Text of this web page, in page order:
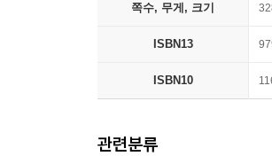
쪽수, 무게, 크기
ISBN13
ISBN10
관련분류